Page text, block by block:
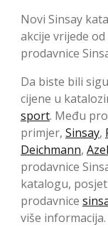
Novi Sinsay
akcije vrijede od
prodavnice
Da biste bili
cijene u
sport. Među
primjer, Sinsay,
Deichmann,
prodavnice
katalogu,
prodavnice
više informacija.